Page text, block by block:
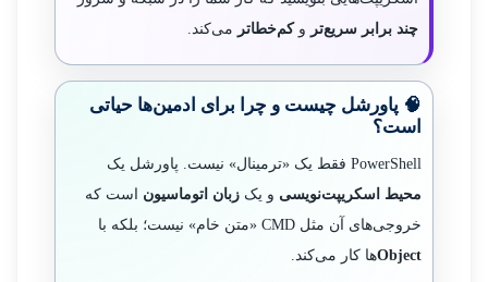
چند برابر سریع‌تر وکم‌خطاتر می‌کند.
🧠 پاورشل چیست و چرا برای ادمین‌ها حیاتی
است؟
PowerShell فقط یک «ترمینال» نیست. پاورشل یک
محیط اسکریپت‌نویسی و یک زبان اتوماسیون است که
خروجی‌های آن مثل CMD «متن خام» نیست؛ بلکه با
Object‌ها کار می‌کند.